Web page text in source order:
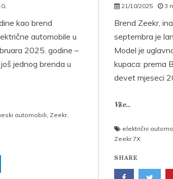
kao brend
automobile u
2025. godine –
jednog brenda u
automobili Zeekr,
21/10/2025 3
Brend Zeekr,
septembra je
Model je
kupaca: prema
devet mjeseci
Više...
električni
Zeekr 7X
SHARE